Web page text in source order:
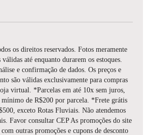
os direitos reservados. Fotos meramente
até enquanto durarem os estoques.
e confirmação de dados. Os preços e
são válidas exclusivamente para compras
virtual. *Parcelas em até 10x sem juros,
de R$200 por parcela. *Frete grátis
exceto Rotas Fluviais. Não atendemos
Favor consultar CEP As promoções do site
outras promoções e cupons de desconto